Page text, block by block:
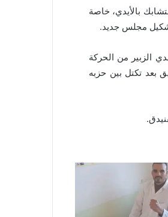
بالأيدي، خاصة
مجلس جديد.
الزبير من الحركة
بعد تكتل بين حزبه